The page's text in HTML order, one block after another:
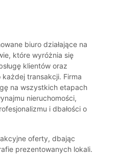
biuro działające na
które wyróżnia się
klientów oraz
transakcji. Firma
na wszystkich etapach
nieruchomości,
i dbałości o
oferty, dbając
prezentowanych lokali.